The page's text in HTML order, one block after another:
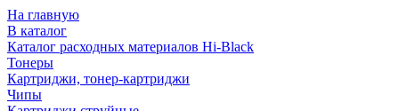
На главную
В каталог
Каталог расходных материалов Hi-Black
Тонеры
Картриджи, тонер-картриджи
Чипы